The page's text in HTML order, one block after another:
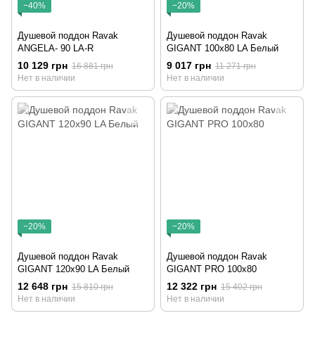
−40%
Душевой поддон Ravak
ANGELA- 90 LA-R
10 129 грн 16 881 грн
Нет в наличии
−20%
Душевой поддон Ravak
GIGANT 100x80 LA Белый
9 017 грн 11 271 грн
Нет в наличии
−20%
Душевой поддон Ravak
GIGANT 120x90 LA Белый
12 648 грн 15 810 грн
Нет в наличии
−20%
Душевой поддон Ravak
GIGANT PRO 100x80
12 322 грн 15 402 грн
Нет в наличии